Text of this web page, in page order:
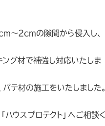
〜2cmの隙間から侵入し、
ング材で補強し対応いたしま
テ材の施工をいたしました。
ウスプロテクト」へご相談く